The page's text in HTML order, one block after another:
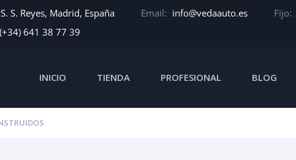
S. Reyes, Madrid, España Email: info@vedaauto.es Fijo:
(+34) 641 38 77 39
INICIO TIENDA PROFESIONAL BLOG